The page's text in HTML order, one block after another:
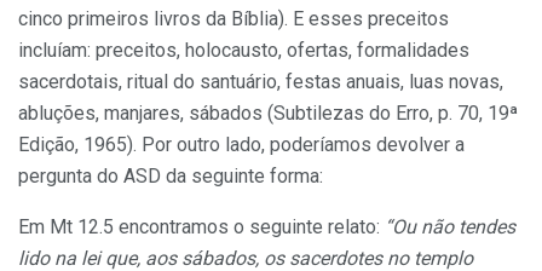
cinco primeiros livros da Bíblia). E esses preceitos
incluíam: preceitos, holocausto, ofertas, formalidades
sacerdotais, ritual do santuário, festas anuais, luas novas,
abluções, manjares, sábados (Subtilezas do Erro, p. 70, 19ª
Edição, 1965). Por outro lado, poderíamos devolver a
pergunta do ASD da seguinte forma:
Em Mt 12.5 encontramos o seguinte relato: “Ou não tendes
lido na lei que, aos sábados, os sacerdotes no templo